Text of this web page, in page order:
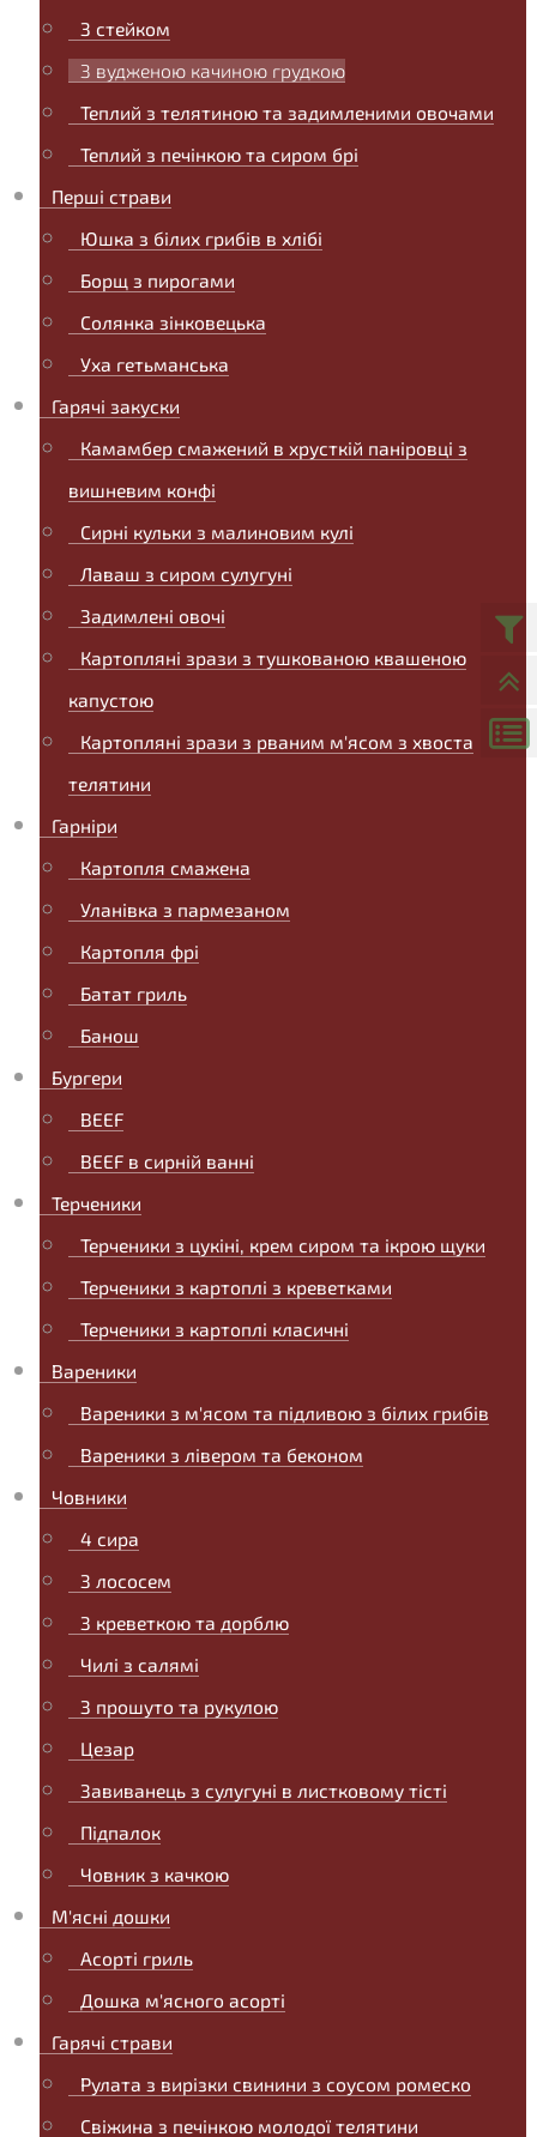
З стейком
З вудженою качиною грудкою
Теплий з телятиною та задимленими овочами
Теплий з печінкою та сиром брі
Перші страви
Юшка з білих грибів в хлібі
Борщ з пирогами
Солянка зінковецька
Уха гетьманська
Гарячі закуски
Камамбер смажений в хрусткій паніровці з
вишневим конфі
Сирні кульки з малиновим кулі
Лаваш з сиром сулугуні
Задимлені овочі
Картопляні зрази з тушкованою квашеною
капустою
Картопляні зрази з рваним м'ясом з хвоста
телятини
Гарніри
Картопля смажена
Уланівка з пармезаном
Картопля фрі
Батат гриль
Банош
Бургери
BEEF
BEEF в сирній ванні
Терченики
Терченики з цукіні, крем сиром та ікрою щуки
Терченики з картоплі з креветками
Терченики з картоплі класичні
Вареники
Вареники з м'ясом та підливою з білих грибів
Вареники з лівером та беконом
Човники
4 сира
З лососем
З креветкою та дорблю
Чилі з салямі
З прошуто та рукулою
Цезар
Завиванець з сулугуні в листковому тісті
Підпалок
Човник з качкою
М'ясні дошки
Асорті гриль
Дошка м'ясного асорті
Гарячі страви
Рулата з вирізки свинини з соусом ромеско
Свіжина з печінкою молодої телятини